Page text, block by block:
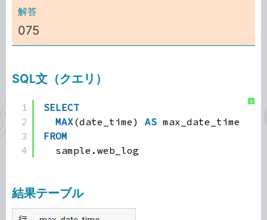
解答
075
SQL文（クエリ）
?
1
2
3
4
SELECT
MAX(date_time) AS max_date_time
FROM
sample.web_log
結果テーブル